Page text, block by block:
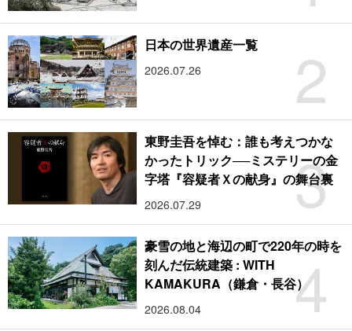
2
日本の世界遺産一覧
2026.07.26
3
東野圭吾を悼む：誰も考えつかな
かったトリック──ミステリーの金
字塔『容疑者Ｘの献身』の舞台裏
2026.07.29
4
豪雪の地と海辺の町で220年の時を
刻んだ伝統建築 : WITH
KAMAKURA（鎌倉・長谷）
2026.08.04